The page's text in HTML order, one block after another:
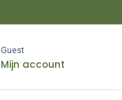
Guest
Mijn account